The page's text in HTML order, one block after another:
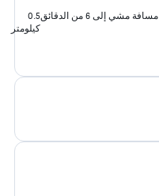
مسافة مشي إلى 6 من الدقائق
0.5
كيلومتر